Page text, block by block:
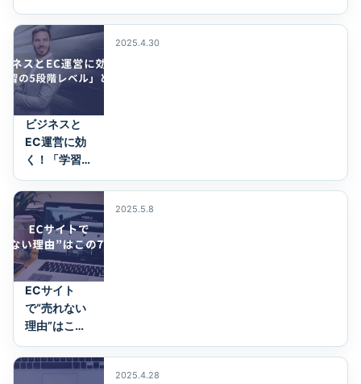
ばいいのか？
2025.4.30
ビジネスと
EC運営に効
く！「学習の
5段階レベ
ル」とは？
――「知…
2025.5.8
ECサイト
で“売れない
理由”はこの7
つだけ
2025.4.28